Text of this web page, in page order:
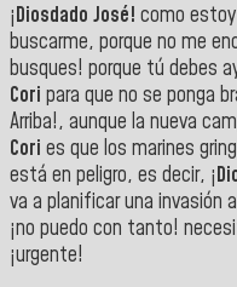
¡Diosdado José! como
buscarme, porque no me
busques! porque tú debes
Cori para que no se ponga
Arriba!, aunque la nueva
Cori es que los marines
está en peligro, es decir, ¡
va a planificar una invasión
¡no puedo con tanto!
¡urgente!